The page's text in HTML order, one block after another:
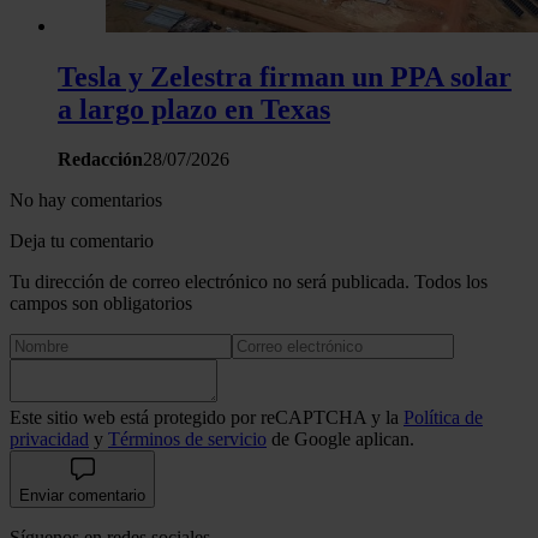
Tesla y Zelestra firman un PPA solar
a largo plazo en Texas
Redacción28/07/2026
No hay comentarios
Deja tu comentario
Tu dirección de correo electrónico no será publicada. Todos los
campos son obligatorios
Este sitio web está protegido por reCAPTCHA y la Política de
privacidad y Términos de servicio de Google aplican.
Enviar comentario